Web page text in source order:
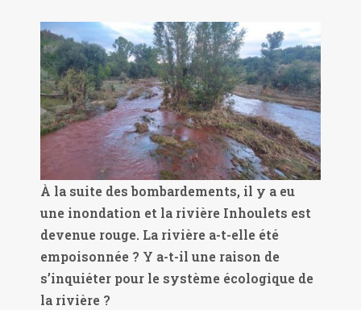
À la suite des bombardements, il y a eu
une inondation et la rivière Inhoulets est
devenue rouge. La rivière a-t-elle été
empoisonnée ? Y a-t-il une raison de
s’inquiéter pour le système écologique de
la rivière ?